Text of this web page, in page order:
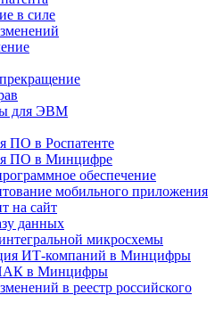
в силе
для ЭВМ
ПО в Роспатенте
ПО в Минцифре
обеспечение
мобильного приложения
на сайт
данных
микросхемы
ИТ-компаний в Минцифры
в Минцифры
в реестр российского